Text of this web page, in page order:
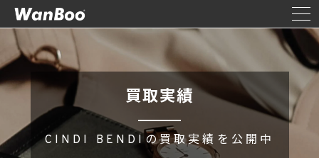
買取実績
CINDI BENDIの買取実績を公開中